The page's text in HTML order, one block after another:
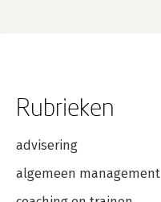
Rubrieken
advisering
algemeen management